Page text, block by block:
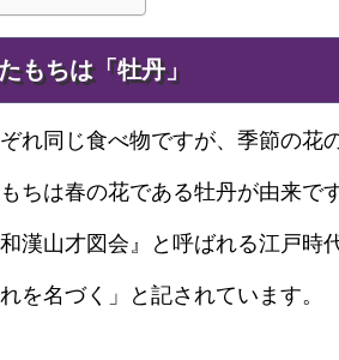
もちは「牡丹」
れ同じ食べ物ですが、季節の花
ちは春の花である牡丹が由来です
漢山才図会』と呼ばれる江戸時
を名づく」と記されています。